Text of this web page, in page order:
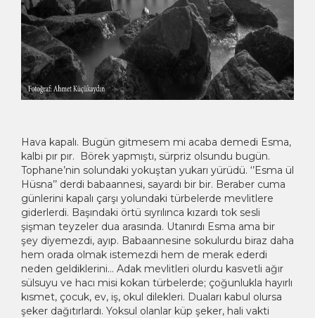
Hava kapalı. Bugün gitmesem mi acaba demedi Esma,
kalbi pır pır. Börek yapmıştı, sürpriz olsundu bugün.
Tophane’nin solundaki yokuştan yukarı yürüdü. ‘’Esma ül
Hüsna’’ derdi babaannesi, sayardı bir bir. Beraber cuma
günlerini kapalı çarşı yolundaki türbelerde mevlitlere
giderlerdi. Başındaki örtü sıyrılınca kızardı tok sesli
şişman teyzeler dua arasında. Utanırdı Esma ama bir
şey diyemezdi, ayıp. Babaannesine sokulurdu biraz daha
hem orada olmak istemezdi hem de merak ederdi
neden geldiklerini… Adak mevlitleri olurdu kasvetli ağır
sülsuyu ve hacı misi kokan türbelerde; çoğunlukla hayırlı
kısmet, çocuk, ev, iş, okul dilekleri. Duaları kabul olursa
şeker dağıtırlardı. Yoksul olanlar küp şeker, hali vakti